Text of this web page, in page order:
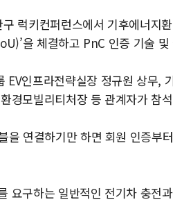
럭키컨퍼런스에서 기후에너지
을 체결하고 PnC 인증 기술
EV인프라전략실장 정규원 상무,
경모빌리티처장 등 관계자가 참
을 연결하기만 하면 회원 인증부
요구하는 일반적인 전기차 충전